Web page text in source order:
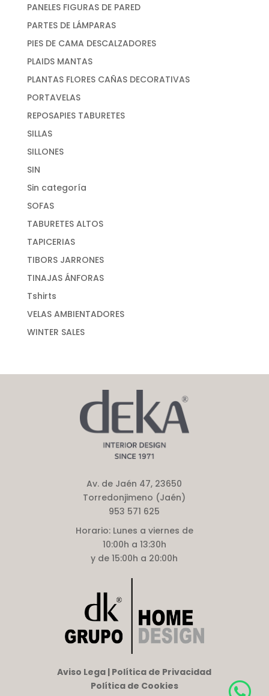
PANELES FIGURAS DE PARED
PARTES DE LÁMPARAS
PIES DE CAMA DESCALZADORES
PLAIDS MANTAS
PLANTAS FLORES CAÑAS DECORATIVAS
PORTAVELAS
REPOSAPIES TABURETES
SILLAS
SILLONES
SIN
Sin categoría
SOFAS
TABURETES ALTOS
TAPICERIAS
TIBORS JARRONES
TINAJAS ÁNFORAS
Tshirts
VELAS AMBIENTADORES
WINTER SALES
Av. de Jaén 47, 23650
Torredonjimeno (Jaén)
953 571 625
Horario:Lunes a viernes de
10:00h a 13:30h
y de 15:00h a 20:00h
Aviso Lega | Política de Privacidad
Política de Cookies